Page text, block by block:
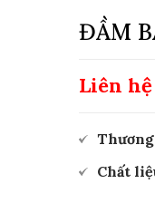
ĐẦM
Liên hệ
Chất